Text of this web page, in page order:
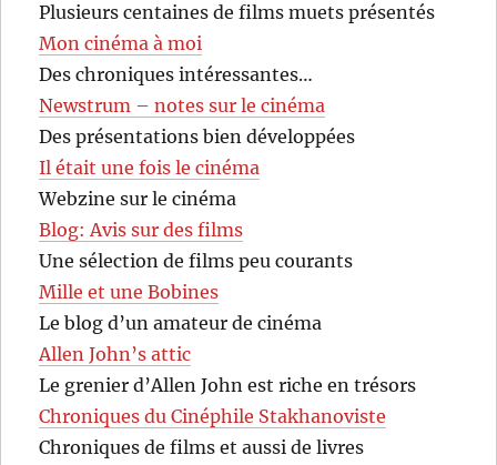
Plusieurs centaines de films muets présentés
Mon cinéma à moi
Des chroniques intéressantes…
Newstrum – notes sur le cinéma
Des présentations bien développées
Il était une fois le cinéma
Webzine sur le cinéma
Blog: Avis sur des films
Une sélection de films peu courants
Mille et une Bobines
Le blog d’un amateur de cinéma
Allen John’s attic
Le grenier d’Allen John est riche en trésors
Chroniques du Cinéphile Stakhanoviste
Chroniques de films et aussi de livres